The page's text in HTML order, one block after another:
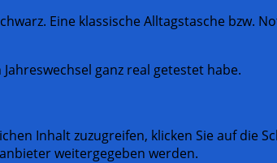
Eine klassische Alltagstasche bzw.
ganz real getestet habe.
Inhalt zuzugreifen, klicken Sie auf die
weitergegeben werden.